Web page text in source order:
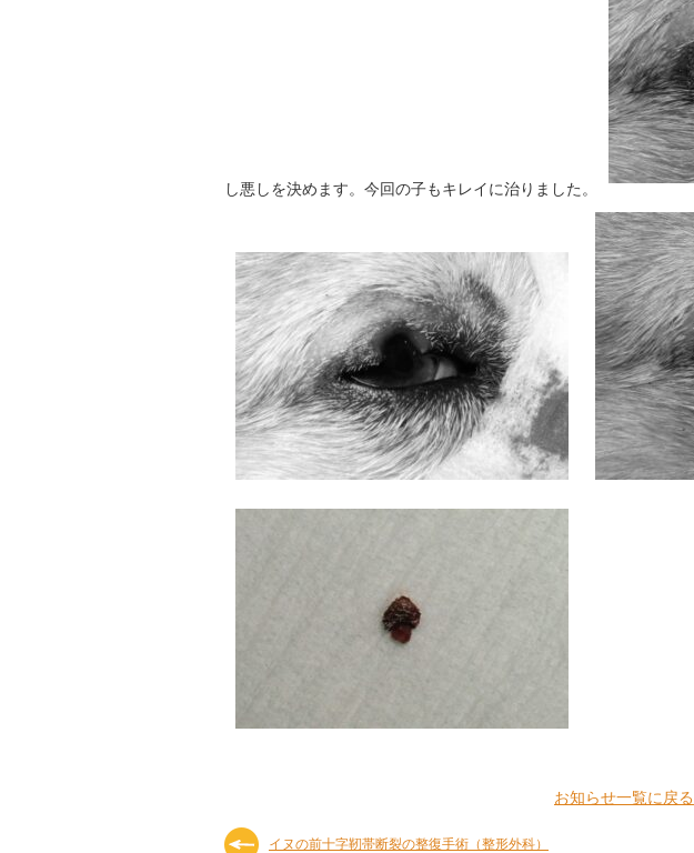
し悪しを決めます。今回の子もキレイに治りました。
お知らせ一覧に戻る
イヌの前十字靭帯断裂の整復手術（整形外科）